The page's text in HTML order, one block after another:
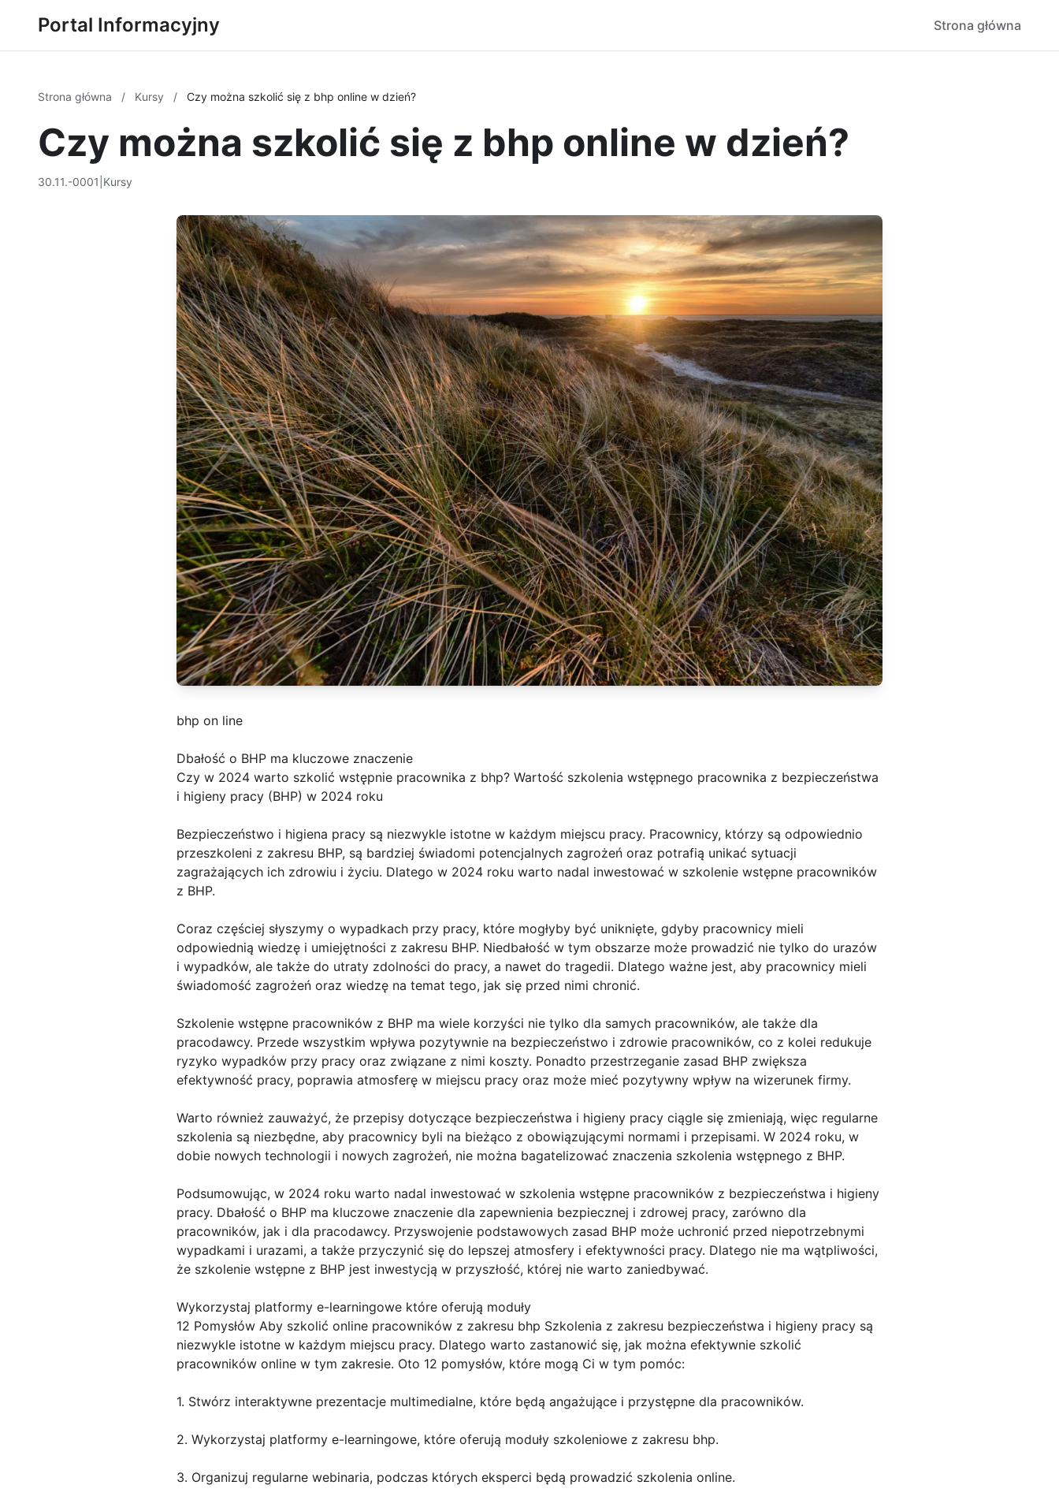
Portal Informacyjny Strona główna
Strona główna / Kursy / Czy można szkolić się z bhp online w dzień?
Czy można szkolić się z bhp online w dzień?
30.11.-0001 Kursy
bhp on line
Dbałość o BHP ma kluczowe znaczenie
Czy w 2024 warto szkolić wstępnie pracownika z bhp? Wartość szkolenia wstępnego pracownika z bezpieczeństwa
i higieny pracy (BHP) w 2024 roku
Bezpieczeństwo i higiena pracy są niezwykle istotne w każdym miejscu pracy. Pracownicy, którzy są odpowiednio
przeszkoleni z zakresu BHP, są bardziej świadomi potencjalnych zagrożeń oraz potrafią unikać sytuacji
zagrażających ich zdrowiu i życiu. Dlatego w 2024 roku warto nadal inwestować w szkolenie wstępne pracowników
z BHP.
Coraz częściej słyszymy o wypadkach przy pracy, które mogłyby być uniknięte, gdyby pracownicy mieli
odpowiednią wiedzę i umiejętności z zakresu BHP. Niedbałość w tym obszarze może prowadzić nie tylko do urazów
i wypadków, ale także do utraty zdolności do pracy, a nawet do tragedii. Dlatego ważne jest, aby pracownicy mieli
świadomość zagrożeń oraz wiedzę na temat tego, jak się przed nimi chronić.
Szkolenie wstępne pracowników z BHP ma wiele korzyści nie tylko dla samych pracowników, ale także dla
pracodawcy. Przede wszystkim wpływa pozytywnie na bezpieczeństwo i zdrowie pracowników, co z kolei redukuje
ryzyko wypadków przy pracy oraz związane z nimi koszty. Ponadto przestrzeganie zasad BHP zwiększa
efektywność pracy, poprawia atmosferę w miejscu pracy oraz może mieć pozytywny wpływ na wizerunek firmy.
Warto również zauważyć, że przepisy dotyczące bezpieczeństwa i higieny pracy ciągle się zmieniają, więc regularne
szkolenia są niezbędne, aby pracownicy byli na bieżąco z obowiązującymi normami i przepisami. W 2024 roku, w
dobie nowych technologii i nowych zagrożeń, nie można bagatelizować znaczenia szkolenia wstępnego z BHP.
Podsumowując, w 2024 roku warto nadal inwestować w szkolenia wstępne pracowników z bezpieczeństwa i higieny
pracy. Dbałość o BHP ma kluczowe znaczenie dla zapewnienia bezpiecznej i zdrowej pracy, zarówno dla
pracowników, jak i dla pracodawcy. Przyswojenie podstawowych zasad BHP może uchronić przed niepotrzebnymi
wypadkami i urazami, a także przyczynić się do lepszej atmosfery i efektywności pracy. Dlatego nie ma wątpliwości,
że szkolenie wstępne z BHP jest inwestycją w przyszłość, której nie warto zaniedbywać.
Wykorzystaj platformy e-learningowe które oferują moduły
12 Pomysłów Aby szkolić online pracowników z zakresu bhp Szkolenia z zakresu bezpieczeństwa i higieny pracy są
niezwykle istotne w każdym miejscu pracy. Dlatego warto zastanowić się, jak można efektywnie szkolić
pracowników online w tym zakresie. Oto 12 pomysłów, które mogą Ci w tym pomóc:
1. Stwórz interaktywne prezentacje multimedialne, które będą angażujące i przystępne dla pracowników.
2. Wykorzystaj platformy e-learningowe, które oferują moduły szkoleniowe z zakresu bhp.
3. Organizuj regularne webinaria, podczas których eksperci będą prowadzić szkolenia online.